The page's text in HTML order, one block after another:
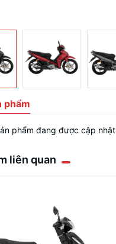
phẩm
phẩm đang được cập nhật
liên quan